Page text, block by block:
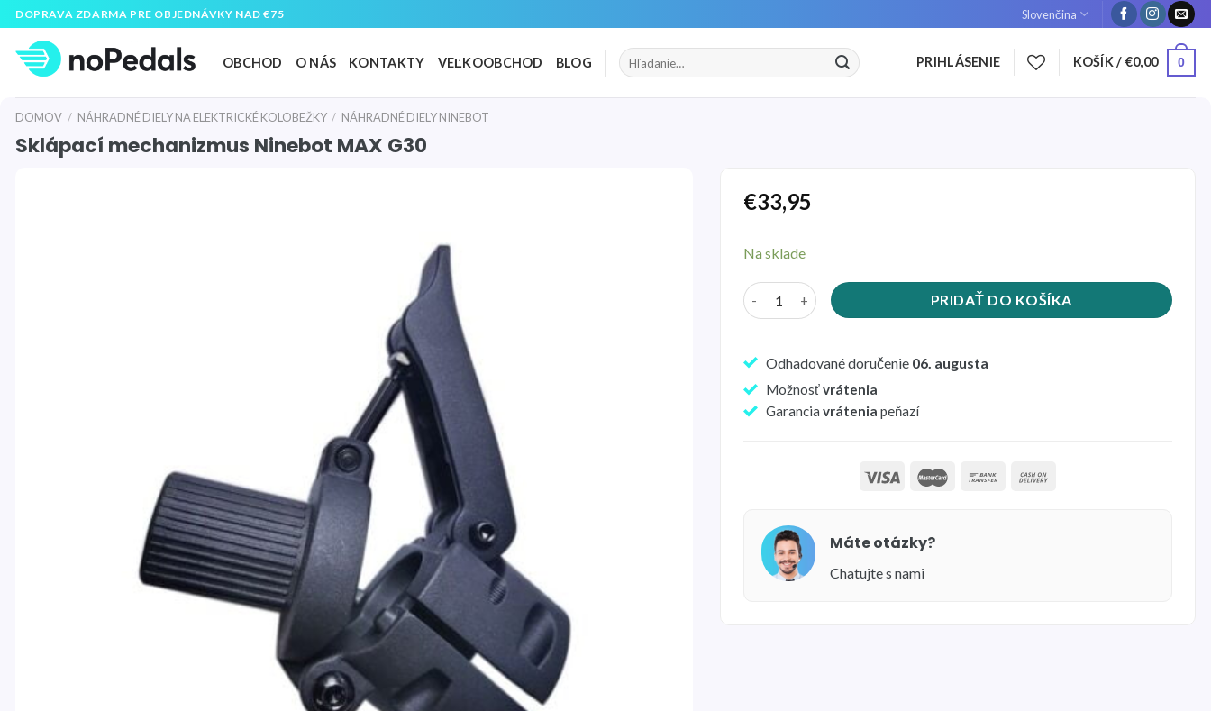
Preskočiť
na
obsah
DOPRAVA ZDARMA PRE OBJEDNÁVKY NAD €75 Slovenčina
OBCHOD O NÁS KONTAKTY VEĽKOOBCHOD BLOG Hľadať: PRIHLÁSENIE KOŠÍK / €0,00 0
DOMOV / NÁHRADNÉ DIELY NA ELEKTRICKÉ KOLOBEŽKY / NÁHRADNÉ DIELY NINEBOT
Sklápací mechanizmus Ninebot MAX G30
€33,95
Na sklade
množstvo Sklápací mechanizmus Ninebot MAX G30
PRIDAŤ DO KOŠÍKA
Odhadované doručenie 06. augusta
Možnosťvrátenia
Garanciavrátenia peňazí
Máte otázky?
Chatujte s nami